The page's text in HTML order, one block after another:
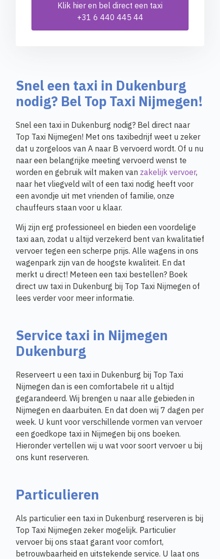
Klik hier en bel direct een taxi
+31 6 440 445 44
Snel een taxi in Dukenburg
nodig? Bel Top Taxi Nijmegen!
Snel een taxi in Dukenburg nodig? Bel direct naar
Top Taxi Nijmegen! Met ons taxibedrijf weet u zeker
dat u zorgeloos van A naar B vervoerd wordt. Of u nu
naar een belangrijke meeting vervoerd wenst te
worden en gebruik wilt maken van zakelijk vervoer,
naar het vliegveld wilt of een taxi nodig heeft voor
een avondje uit met vrienden of familie, onze
chauffeurs staan voor u klaar.
Wij zijn erg professioneel en bieden een voordelige
taxi aan, zodat u altijd verzekerd bent van kwalitatief
vervoer tegen een scherpe prijs. Alle wagens in ons
wagenpark zijn van de hoogste kwaliteit. En dat
merkt u direct! Meteen een taxi bestellen? Boek
direct uw taxi in Dukenburg bij Top Taxi Nijmegen of
lees verder voor meer informatie.
Service taxi in Nijmegen
Dukenburg
Reserveert u een taxi in Dukenburg bij Top Taxi
Nijmegen dan is een comfortabele rit u altijd
gegarandeerd. Wij brengen u naar alle gebieden in
Nijmegen en daarbuiten. En dat doen wij 7 dagen per
week. U kunt voor verschillende vormen van vervoer
een goedkope taxi in Nijmegen bij ons boeken.
Hieronder vertellen wij u wat voor soort vervoer u bij
ons kunt reserveren.
Particulieren
Als particulier een taxi in Dukenburg reserveren is bij
Top Taxi Nijmegen zeker mogelijk. Particulier
vervoer bij ons staat garant voor comfort,
betrouwbaarheid en uitstekende service. U laat ons